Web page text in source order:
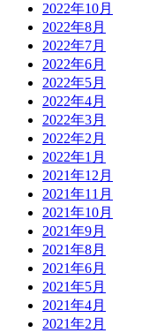
2022年10月
2022年8月
2022年7月
2022年6月
2022年5月
2022年4月
2022年3月
2022年2月
2022年1月
2021年12月
2021年11月
2021年10月
2021年9月
2021年8月
2021年6月
2021年5月
2021年4月
2021年2月